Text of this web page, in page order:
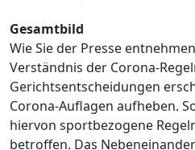
Gesamtbild
Wie Sie der Presse
Verständnis der Corona-
Gerichtsentscheidungen
Corona-Auflagen aufheben.
hiervon sportbezogene
betroffen. Das